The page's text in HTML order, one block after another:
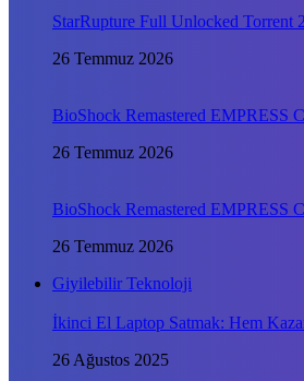
StarRupture Full Unlocked Torrent
26 Temmuz 2026
BioShock Remastered EMPRESS
26 Temmuz 2026
BioShock Remastered EMPRESS
26 Temmuz 2026
Giyilebilir Teknoloji
İkinci El Laptop Satmak: Hem
26 Ağustos 2025